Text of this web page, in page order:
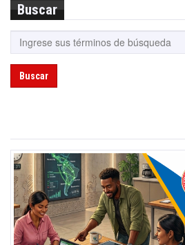
Buscar
Buscar